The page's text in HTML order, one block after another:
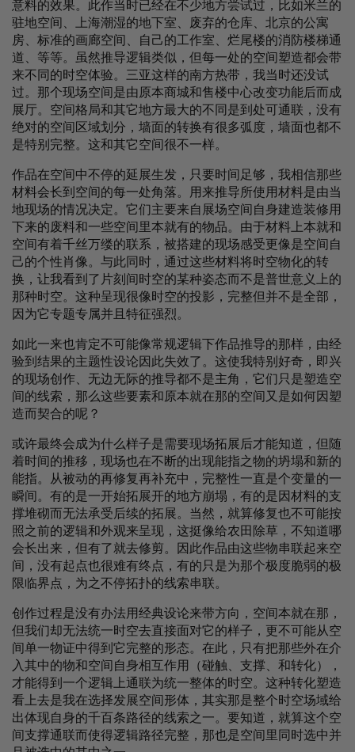
意料的效果。此作当时已经在不少地方尝试过，比如米兰的
驻地空间、上海潮湿的地下室、废弃的仓库、北京的公寓
房、标准的画廊空间、自己的工作室、烂尾楼的消防楼梯通
道、等等。虽然推导逻辑类似，但每一处的空间塑造都会带
来不同的时空体验。三亚这样的南方热带，我当时还没试
过。那个现场空间是由原本商城和售楼中心改变功能后而成
展厅。空间格局和其它地方最大的不同是到处可通联，没有
绝对的空间区域划分，墙面的转换有很多弧度，墙面也都不
是特别完整。这和其它空间很不一样。
作品在空间中不停的延展生发，只要时间足够，我相信那些
材料会长到空间的每一处角落。用来推导所使用材料是由当
地现场的情况决定。它们主要来自展场空间自身建造装修用
下来的废料和一些空间里本就有的物品。由于材料上本就和
空间有着千丝万缕的联系，被搭建的现场感受更像是空间自
己的个性肖像。与此同时，通过这些材料将时空物化的转
换，让我看到了片刻间时空的某种姿态而不是普世意义上的
那种时空。这种呈现很像时空的投影，完整但并不是全部，
因为它专题专属并且特征强烈。
如此一来也肯定不可能像常规逻辑下作品推导的那样，由经
验到结果的主题性设论因此失效了。这使我特别好奇，即兴
的现场创作、无边无际的推导都不是主角，它们只是塑造空
间的线索，那么这些要素和原本就在那的空间又是如何因塑
造而契合的呢？
或许最终会成为什么样子是需要现场拓展后才能知道，但随
着时间的推移，现场也在不断的出现能指之物的坍塌和新的
能指。从被动的再修复再补充中，完整性一直是个变量的一
瞬间。有的是一开始拓展开的地方崩塌，有的是因材料的支
撑堆砌而无法承受后续的拓展。当然，就算修复也不可能按
照之前的逻辑和外观来呈现，这挺像给农田除草，不知道哪
会长出来，但有了就去修剪。因此作品由这些物串联起来空
间，没有起点也很难有终点，有的只是为那个极度脆弱的极
限临界点，为之不停拓扑的线索串联。
创作过程是没有办法用经典设论来带方向，空间本就在那，
但我们却无法统一时空去直接面对它的样子，更不可能从空
间单一物证中得到它完整的形态。在此，只有把那些外在介
入其中的物和空间自身相互作用（碰触、支撑、和转化），
才能得到一个逻辑上通联为统一整体的时空。这种转化塑造
看上去是我在选择发展空间形体，其实那是整个时空场域给
出体现自身的千百条路径的线索之一。要知道，就算这个空
间支撑通联而使得逻辑路径完整，那也是空间里同时选中并